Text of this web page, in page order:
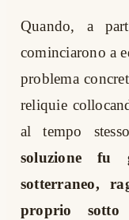
Quando, a
cominciarono a
problema
reliquie
al tempo
soluzione fu
sotterraneo,
proprio